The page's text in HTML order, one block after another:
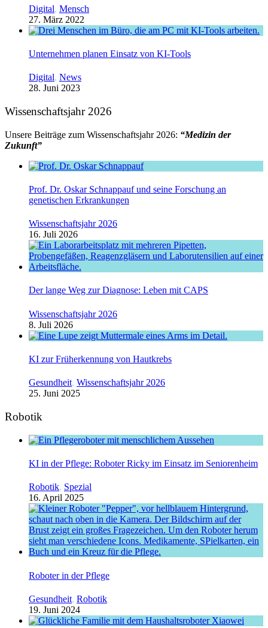
Digital, Mensch
27. März 2022
Unternehmen planen Einsatz von KI-Tools
Digital, News
28. Juni 2023
Wissenschaftsjahr 2026
Unsere Beiträge zum Wissenschaftsjahr 2026: “Medizin der
Zukunft”
Prof. Dr. Oskar Schnappauf und seine Forschung an
genetischen Erkrankungen
Wissenschaftsjahr 2026
16. Juli 2026
Der lange Weg zur Diagnose: Leben mit CAPS
Wissenschaftsjahr 2026
8. Juli 2026
KI zur Früherkennung von Hautkrebs
Gesundheit, Wissenschaftsjahr 2026
25. Juni 2025
Robotik
KI in der Pflege: Roboter Ricky im Einsatz im Seniorenheim
Robotik, Spezial
16. April 2025
Roboter in der Pflege
Gesundheit, Robotik
19. Juni 2024